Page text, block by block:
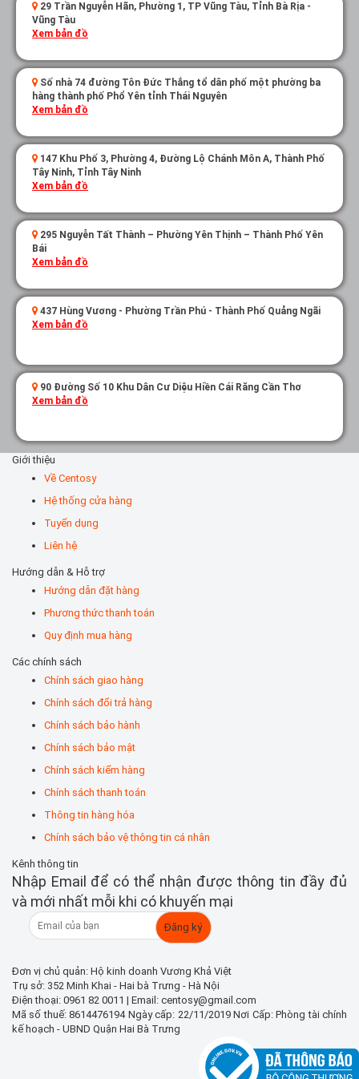
29 Trần Nguyễn Hãn, Phường 1, TP Vũng Tàu, Tỉnh Bà Rịa -
Vũng Tàu
Xem bản đồ
Số nhà 74 đường Tôn Đức Thắng tổ dân phố một phường ba
hàng thành phố Phổ Yên tỉnh Thái Nguyên
Xem bản đồ
147 Khu Phố 3, Phường 4, Đường Lộ Chánh Môn A, Thành Phố
Tây Ninh, Tỉnh Tây Ninh
Xem bản đồ
295 Nguyễn Tất Thành – Phường Yên Thịnh – Thành Phố Yên
Bái
Xem bản đồ
437 Hùng Vương - Phường Trần Phú - Thành Phố Quảng Ngãi
Xem bản đồ
90 Đường Số 10 Khu Dân Cư Diệu Hiền Cái Răng Cần Thơ
Xem bản đồ
Giới thiệu
Về Centosy
Hệ thống cửa hàng
Tuyển dụng
Liên hệ
Hướng dẫn & Hỗ trợ
Hướng dẫn đặt hàng
Phương thức thanh toán
Quy định mua hàng
Các chính sách
Chính sách giao hàng
Chính sách đổi trả hàng
Chính sách bảo hành
Chính sách bảo mật
Chính sách kiểm hàng
Chính sách thanh toán
Thông tin hàng hóa
Chính sách bảo vệ thông tin cá nhân
Kênh thông tin
Nhập Email để có thể nhận được thông tin đầy đủ
và mới nhất mỗi khi có khuyến mại
Đơn vị chủ quản: Hộ kinh doanh Vương Khả Việt
Trụ sở: 352 Minh Khai - Hai bà Trưng - Hà Nội
Điện thoại: 0961 82 0011 | Email: centosy@gmail.com
Mã số thuế: 8614476194 Ngày cấp: 22/11/2019 Nơi Cấp: Phòng tài chính
kế hoạch - UBND Quận Hai Bà Trưng